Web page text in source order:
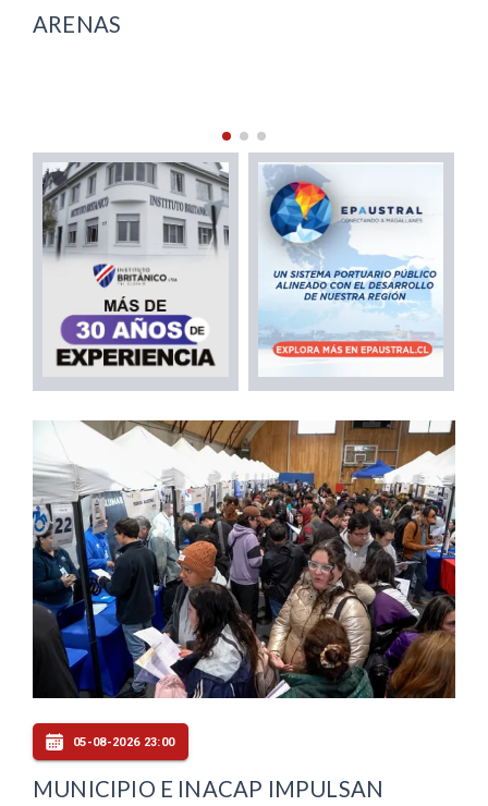
05-08-2026 23:00
MUNICIPIO E INACAP IMPULSAN